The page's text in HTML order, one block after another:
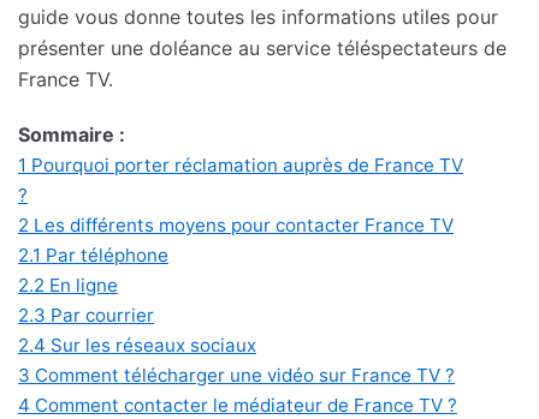
guide vous donne toutes les informations utiles pour
présenter une doléance au service téléspectateurs de
France TV.
Sommaire :
1 Pourquoi porter réclamation auprès de France TV
?
2 Les différents moyens pour contacter France TV
2.1 Par téléphone
2.2 En ligne
2.3 Par courrier
2.4 Sur les réseaux sociaux
3 Comment télécharger une vidéo sur France TV ?
4 Comment contacter le médiateur de France TV ?